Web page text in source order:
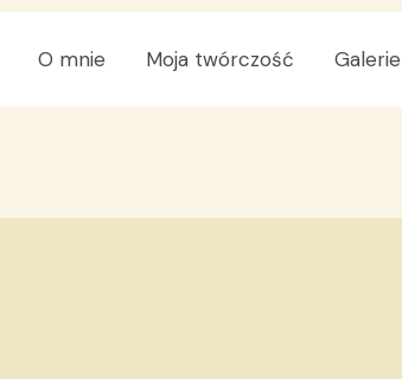
O mnie Moja twórczość Galerie